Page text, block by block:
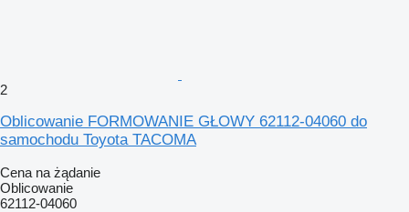
2
Oblicowanie FORMOWANIE GŁOWY 62112-04060 do
samochodu Toyota TACOMA
Cena na żądanie
Oblicowanie
62112-04060